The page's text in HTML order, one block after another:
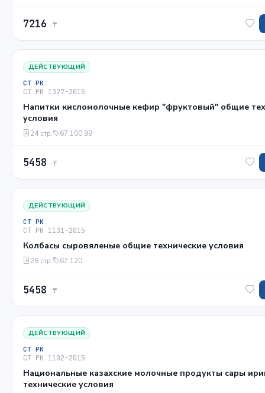
7216 ₸
ДЕЙСТВУЮЩИЙ
СТ РК
СТ РК 1327-2015
Напитки кисломолочные кефир "фруктовый" общие
условия
24 стр. 67.100.99
5458 ₸
ДЕЙСТВУЮЩИЙ
СТ РК
СТ РК 1131-2015
Колбасы сыровяленые общие технические условия
28 стр. 67.120
5458 ₸
ДЕЙСТВУЮЩИЙ
СТ РК
СТ РК 1102-2015
Национальные казахские молочные продукты сары
технические условия